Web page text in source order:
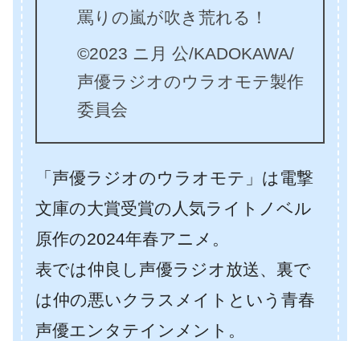
罵りの嵐が吹き荒れる！
©2023 ニ月 公/KADOKAWA/
声優ラジオのウラオモテ製作
委員会
「声優ラジオのウラオモテ」は電撃
文庫の大賞受賞の人気ライトノベル
原作の2024年春アニメ。
表では仲良し声優ラジオ放送、裏で
は仲の悪いクラスメイトという青春
声優エンタテインメント。